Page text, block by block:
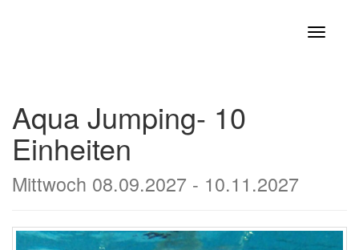
Aqua Jumping- 10
Einheiten
Mittwoch 08.09.2027 - 10.11.2027